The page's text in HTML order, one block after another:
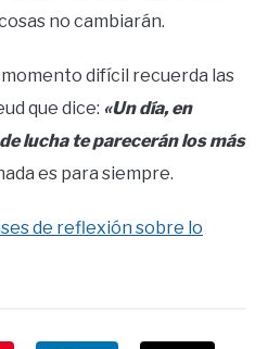
no cambiarán.
difícil recuerda las
que dice: «Un día, en
lucha te parecerán los más
es para siempre.
de reflexión sobre lo